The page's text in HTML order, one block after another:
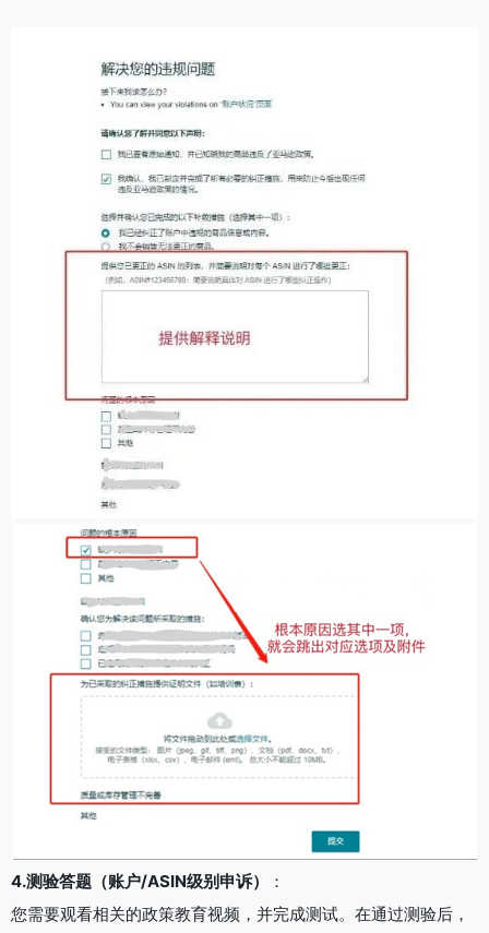
4.测验答题（账户/ASIN级别申诉）
：
您需要观看相关的政策教育视频，并完成测试。在通过测验后，